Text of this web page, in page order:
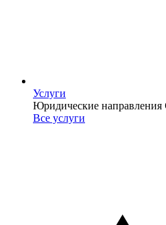
Услуги
Услуги
Юридические направления
Все услуги